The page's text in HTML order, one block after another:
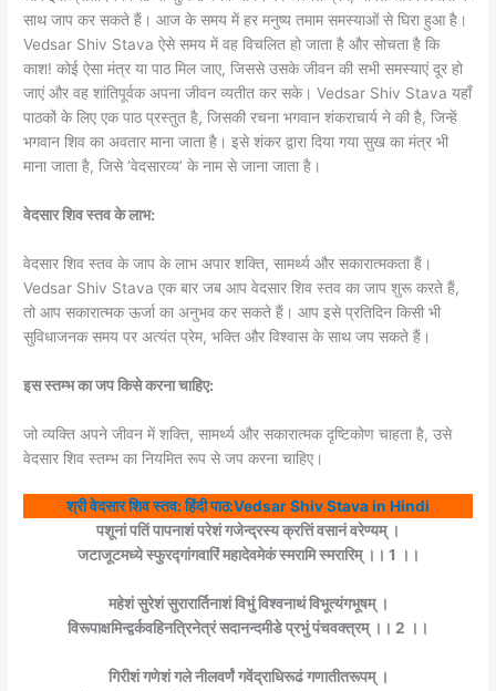
साथ जाप कर सकते हैं। आज के समय में हर मनुष्य तमाम समस्याओं से घिरा हुआ है।
Vedsar Shiv Stava ऐसे समय में वह विचलित हो जाता है और सोचता है कि
काश! कोई ऐसा मंत्र या पाठ मिल जाए, जिससे उसके जीवन की सभी समस्याएं दूर हो
जाएं और वह शांतिपूर्वक अपना जीवन व्यतीत कर सके। Vedsar Shiv Stava यहाँ
पाठकों के लिए एक पाठ प्रस्तुत है, जिसकी रचना भगवान शंकराचार्य ने की है, जिन्हें
भगवान शिव का अवतार माना जाता है। इसे शंकर द्वारा दिया गया सुख का मंत्र भी
माना जाता है, जिसे ‘वेदसारव्य’ के नाम से जाना जाता है।
वेदसार शिव स्तव के लाभ:
वेदसार शिव स्तव के जाप के लाभ अपार शक्ति, सामर्थ्य और सकारात्मकता हैं।
Vedsar Shiv Stava एक बार जब आप वेदसार शिव स्तव का जाप शुरू करते हैं,
तो आप सकारात्मक ऊर्जा का अनुभव कर सकते हैं। आप इसे प्रतिदिन किसी भी
सुविधाजनक समय पर अत्यंत प्रेम, भक्ति और विश्वास के साथ जप सकते हैं।
इस स्तम्भ का जप किसे करना चाहिए:
जो व्यक्ति अपने जीवन में शक्ति, सामर्थ्य और सकारात्मक दृष्टिकोण चाहता है, उसे
वेदसार शिव स्तम्भ का नियमित रूप से जप करना चाहिए।
श्री वेदसार शिव स्तव: हिंदी पाठ:Vedsar Shiv Stava in Hindi
पशूनां पतिं पापनाशं परेशं गजेन्द्रस्य क्रत्तिं वसानं वरेण्यम् ।
जटाजूटमध्ये स्फुरद्गांगवारिं महादेवमेकं स्मरामि स्मरारिम् ।। 1 ।।
महेशं सुरेशं सुरारार्तिनाशं विभुं विश्वनाथं विभूत्यंगभूषम् ।
विरूपाक्षमिन्द्वर्कवहिनत्रिनेत्रं सदानन्दमीडे प्रभुं पंचवक्त्रम् ।। 2 ।।
गिरीशं गणेशं गले नीलवर्णं गवेंद्राधिरूढं गणातीतरूपम् ।